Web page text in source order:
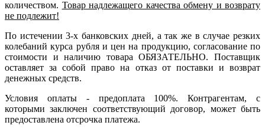
количеством. Товар надлежащего качества обмену и возврату
не подлежит!
По истечении 3-х банковских дней, а так же в случае резких
колебаний курса рубля и цен на продукцию, согласование по
стоимости и наличию товара ОБЯЗАТЕЛЬНО. Поставщик
оставляет за собой право на отказ от поставки и возврат
денежных средств.
Условия оплаты - предоплата 100%. Контрагентам, с
которыми заключен соответствующий договор, может быть
предоставлена отсрочка платежа.